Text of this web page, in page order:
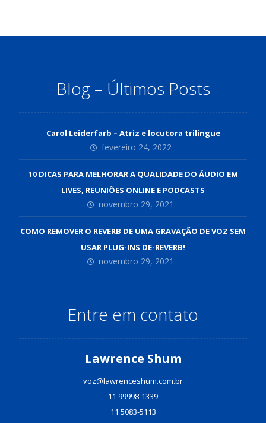
Blog – Últimos Posts
Carol Leiderfarb – Atriz e locutora trilingue
fevereiro 24, 2022
10 DICAS PARA MELHORAR A QUALIDADE DO ÁUDIO EM
LIVES, REUNIÕES ONLINE E PODCASTS
novembro 29, 2021
COMO REMOVER O REVERB DE UMA GRAVAÇÃO DE VOZ SEM
USAR PLUG-INS DE-REVERB!
novembro 29, 2021
Entre em contato
Lawrence Shum
voz@lawrenceshum.com.br
11 99998-1339
11 5083-5113